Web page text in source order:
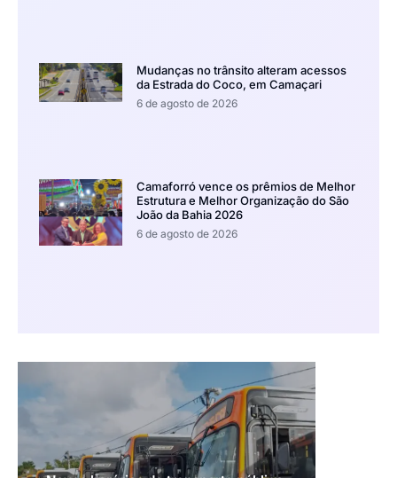
Mudanças no trânsito alteram acessos
da Estrada do Coco, em Camaçari
6 de agosto de 2026
Camaforró vence os prêmios de Melhor
Estrutura e Melhor Organização do São
João da Bahia 2026
6 de agosto de 2026